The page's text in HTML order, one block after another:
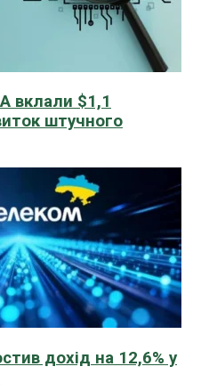
вклали $1,1
штучного
дохід на 12,6% у